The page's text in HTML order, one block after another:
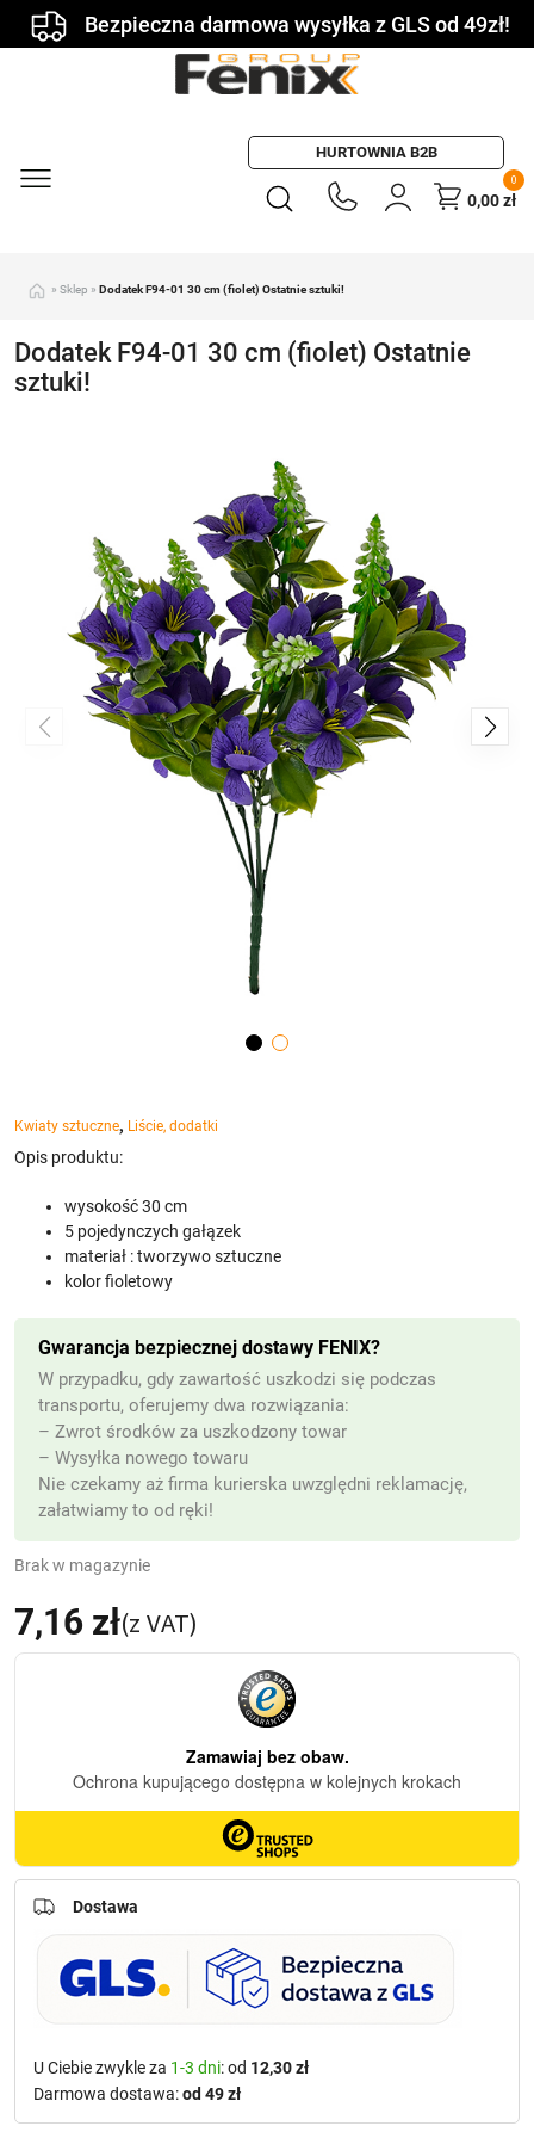
Bezpieczna darmowa wysyłka z GLS od 49zł!
HURTOWNIA B2B
0
0,00zł
» Sklep » Dodatek F94-01 30 cm (fiolet) Ostatnie sztuki!
Dodatek F94-01 30 cm (fiolet) Ostatnie
sztuki!
Kwiaty sztuczne, Liście, dodatki
7,16 zł(z VAT)
Opis produktu:
wysokość 30 cm
5 pojedynczych gałązek
materiał : tworzywo sztuczne
kolor fioletowy
Brak w magazynie
Gwarancja bezpiecznej dostawy FENIX?
W przypadku, gdy zawartość uszkodzi się podczas
transportu, oferujemy dwa rozwiązania:
– Zwrot środków za uszkodzony towar
– Wysyłka nowego towaru
Nie czekamy aż firma kurierska uwzględni reklamację,
załatwiamy to od ręki!
Dostawa
U Ciebie zwykle za 1-3 dni: od 12,30 zł
Darmowa dostawa:od 49 zł